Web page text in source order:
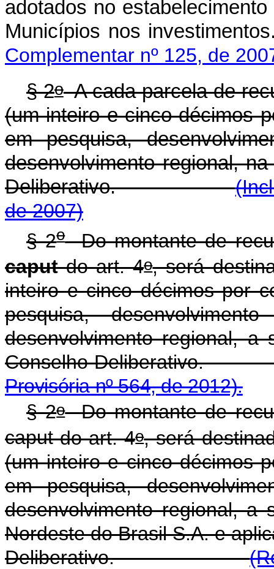
adotados no
Municípios nos
Complementar nº 125, de
§ 2oA cada parcela de
(um inteiro e cinco décimos
em pesquisa,
desenvolvimento regional,
Deliberativo.
de 2007)
§ 2oDo montante de
caputdo art. 4o, será
inteiro e cinco décimos por
pesquisa,
desenvolvimento regional,
Conselho
Provisória nº 564, de 2012).
§ 2oDo montante de
caputdo art. 4o, será
(um inteiro e cinco décimos
em pesquisa,
desenvolvimento regional, a
Nordeste do Brasil S.A. e
Deliberativo.